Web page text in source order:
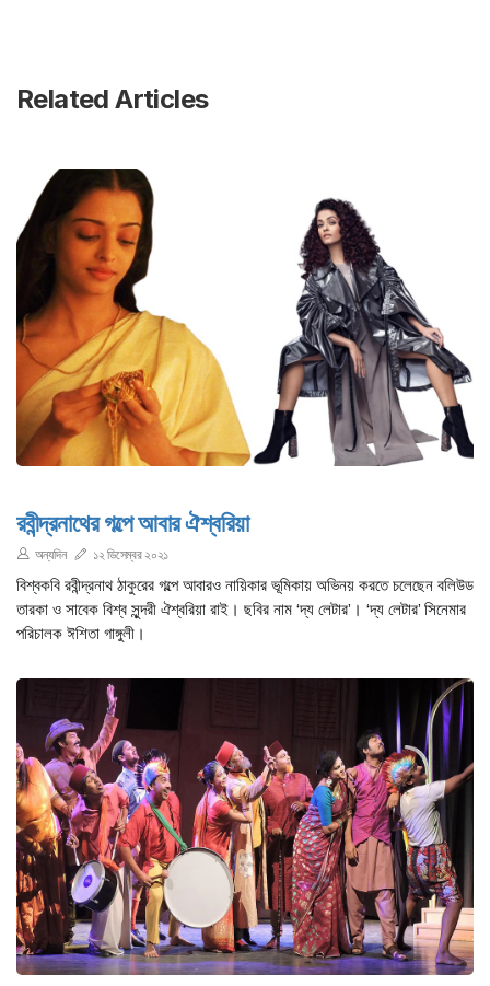
Related Articles
রবীন্দ্রনাথের গল্পে আবার ঐশ্বরিয়া
অন্যদিন ১২ ডিসেম্বর ২০২১
বিশ্বকবি রবীন্দ্রনাথ ঠাকুরের গল্পে আবারও নায়িকার ভূমিকায় অভিনয় করতে চলেছেন বলিউড
তারকা ও সাবেক বিশ্ব সুন্দরী ঐশ্বরিয়া রাই। ছবির নাম ‘দ্য লেটার’। ‘দ্য লেটার’ সিনেমার
পরিচালক ঈশিতা গাঙ্গুলী।